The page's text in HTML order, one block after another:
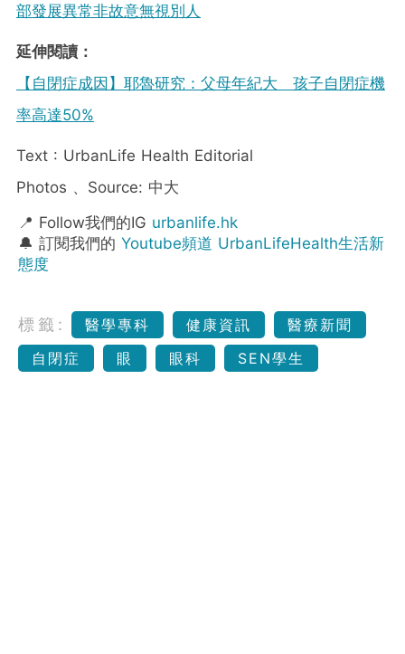
部發展異常非故意無視別人
延伸閱讀：
【自閉症成因】耶魯研究：父母年紀大 孩子自閉症機
率高達50%
Text : UrbanLife Health Editorial
Photos 、Source: 中大
📍 Follow我們的IG urbanlife.hk
🔔 訂閱我們的 Youtube頻道 UrbanLifeHealth生活新
態度
標籤: 醫學專科 健康資訊
醫療新聞
自閉症
眼 眼科 SEN學生